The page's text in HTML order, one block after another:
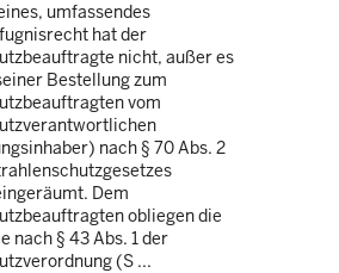
umfassendes
hat der
nicht, außer es
Bestellung zum
vom
nach § 70 Abs. 2
Dem
obliegen die
nach § 43 Abs. 1 der
(S ...